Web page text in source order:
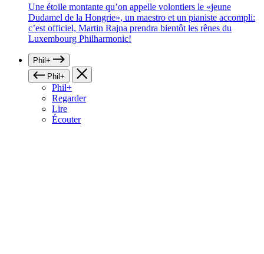
Une étoile montante qu’on appelle volontiers le «jeune
Dudamel de la Hongrie», un maestro et un pianiste accompli:
c’est officiel, Martin Rajna prendra bientôt les rênes du
Luxembourg Philharmonic!
Phil+
Phil+
Phil+
Regarder
Lire
Écouter